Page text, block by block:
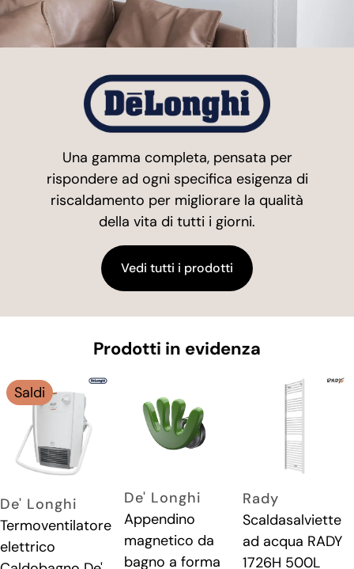
Una gamma completa, pensata per
rispondere ad ogni specifica esigenza di
riscaldamento per migliorare la qualità
della vita di tutti i giorni.
Vedi tutti i prodotti
Prodotti in evidenza
Saldi
De' Longhi
Termoventilatore
elettrico
De' Longhi
Appendino
magnetico da
bagno a forma
Rady
Scaldasalviette
ad acqua RADY
1726H 500L